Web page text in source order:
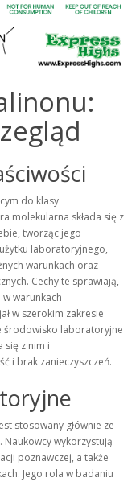
do klasy
molekularna składa się z
tworząc jego
laboratoryjnego,
warunkach oraz
Cechy te sprawiają,
warunkach
w szerokim zakresie
środowisko laboratoryjne
się z nim i
i brak zanieczyszczeń.
stosowany głównie ze
Naukowcy wykorzystują
poznawczej, a także
Jego rola w badaniu